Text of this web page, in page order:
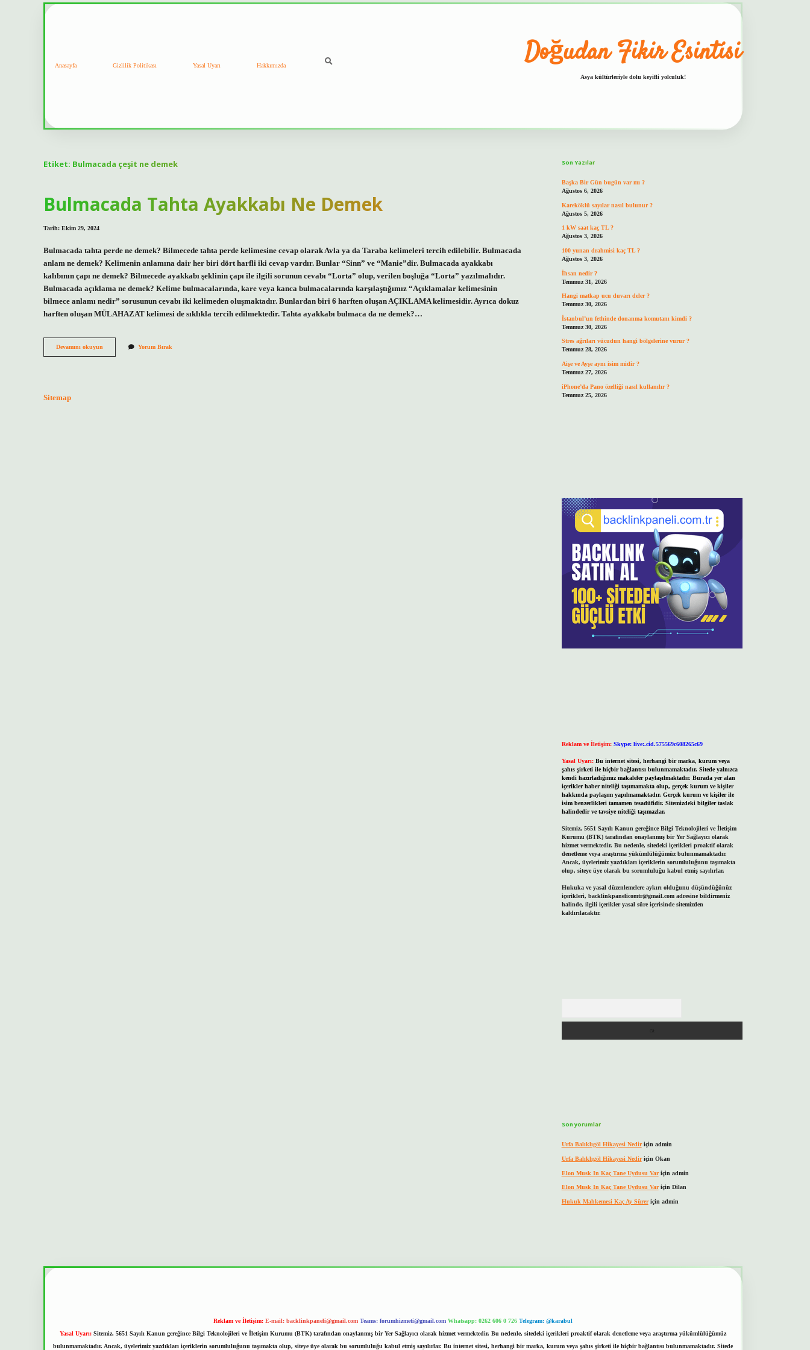
Anasayfa Gizlilik Politikası Yasal Uyarı Hakkımızda Doğudan Fikir Esintisi
Asya kültürleriyle dolu keyifli yolculuk!
Etiket: Bulmacada çeşit ne demek
Bulmacada Tahta Ayakkabı Ne Demek
Tarih: Ekim 29, 2024
Bulmacada tahta perde ne demek? Bilmecede tahta perde kelimesine cevap olarak Avla ya da Taraba kelimeleri tercih edilebilir. Bulmacada
anlam ne demek? Kelimenin anlamına dair her biri dört harfli iki cevap vardır. Bunlar “Sinn” ve “Manie”dir. Bulmacada ayakkabı
kalıbının çapı ne demek? Bilmecede ayakkabı şeklinin çapı ile ilgili sorunun cevabı “Lorta” olup, verilen boşluğa “Lorta” yazılmalıdır.
Bulmacada açıklama ne demek? Kelime bulmacalarında, kare veya kanca bulmacalarında karşılaştığımız “Açıklamalar kelimesinin
bilmece anlamı nedir” sorusunun cevabı iki kelimeden oluşmaktadır. Bunlardan biri 6 harften oluşan AÇIKLAMA kelimesidir. Ayrıca dokuz
harften oluşan MÜLAHAZAT kelimesi de sıklıkla tercih edilmektedir. Tahta ayakkabı bulmaca da ne demek?…
Devamını okuyun Bulmacada
Tahta
Yorum Bırak
Sitemap
Son Yazılar
Başka Bir Gün bugün var mı ?
Ağustos 6, 2026
Kareköklü sayılar nasıl bulunur ?
Ağustos 5, 2026
1 kW saat kaç TL ?
Ağustos 3, 2026
100 yunan drahmisi kaç TL ?
Ağustos 3, 2026
İhsan nedir ?
Temmuz 31, 2026
Hangi matkap ucu duvarı deler ?
Temmuz 30, 2026
İstanbul’un fethinde donanma komutanı kimdi ?
Temmuz 30, 2026
Stres ağrıları vücudun hangi bölgelerine vurur ?
Temmuz 28, 2026
Aişe ve Ayşe aynı isim midir ?
Temmuz 27, 2026
iPhone’da Pano özelliği nasıl kullanılır ?
Temmuz 25, 2026
Reklam ve İletişim: Skype: live:.cid.575569c608265c69
Yasal Uyarı: Bu internet sitesi, herhangi bir marka, kurum veya
şahıs şirketi ile hiçbir bağlantısı bulunmamaktadır. Sitede yalnızca
kendi hazırladığımız makaleler paylaşılmaktadır. Burada yer alan
içerikler haber niteliği taşımamakta olup, gerçek kurum ve kişiler
hakkında paylaşım yapılmamaktadır. Gerçek kurum ve kişiler ile
isim benzerlikleri tamamen tesadüfidir. Sitemizdeki bilgiler taslak
halindedir ve tavsiye niteliği taşımazlar.
Sitemiz, 5651 Sayılı Kanun gereğince Bilgi Teknolojileri ve İletişim
Kurumu (BTK) tarafından onaylanmış bir Yer Sağlayıcı olarak
hizmet vermektedir. Bu nedenle, sitedeki içerikleri proaktif olarak
denetleme veya araştırma yükümlülüğümüz bulunmamaktadır.
Ancak, üyelerimiz yazdıkları içeriklerin sorumluluğunu taşımakta
olup, siteye üye olarak bu sorumluluğu kabul etmiş sayılırlar.
Hukuka ve yasal düzenlemelere aykırı olduğunu düşündüğünüz
içerikleri, backlinkpanelicomtr@gmail.comadresine bildirmeniz
halinde, ilgili içerikler yasal süre içerisinde sitemizden
kaldırılacaktır.
Son yorumlar
Urfa Balıklıgöl Hikayesi Nediriçin admin
Urfa Balıklıgöl Hikayesi Nediriçin Okan
Elon Musk In Kaç Tane Uydusu Variçin admin
Elon Musk In Kaç Tane Uydusu Variçin Dilan
Hukuk Mahkemesi Kaç Ay Süreriçin admin
Reklam ve İletişim: E-mail: backlinkpaneli@gmail.com Teams: forumhizmeti@gmail.com Whatsapp: 0262 606 0 726 Telegram: @karabul
Yasal Uyarı: Sitemiz, 5651 Sayılı Kanun gereğince Bilgi Teknolojileri ve İletişim Kurumu (BTK) tarafından onaylanmış bir Yer Sağlayıcı olarak hizmet vermektedir. Bu nedenle, sitedeki içerikleri proaktif olarak denetleme veya araştırma yükümlülüğümüz
bulunmamaktadır. Ancak, üyelerimiz yazdıkları içeriklerin sorumluluğunu taşımakta olup, siteye üye olarak bu sorumluluğu kabul etmiş sayılırlar. Bu internet sitesi, herhangi bir marka, kurum veya şahıs şirketi ile hiçbir bağlantısı bulunmamaktadır. Sitede